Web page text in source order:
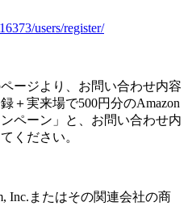
users/register/
ージより、お問い合わせ内容
録＋実来場で500円分のAmazon
ペーン」
と、お問い合わせ内
ください。
Inc.またはその関連会社の商